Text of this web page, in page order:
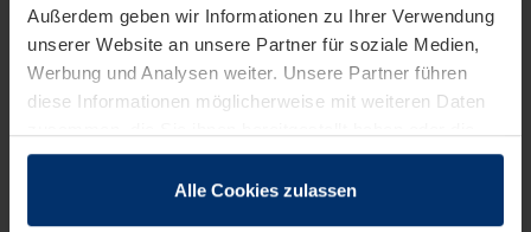
Außerdem geben wir Informationen zu Ihrer Verwendung
unserer Website an unsere Partner für soziale Medien,
Werbung und Analysen weiter. Unsere Partner führen
diese Informationen möglicherweise mit weiteren Daten
sie im Rahmen Ihrer Nutzung der Dienste gesammelt
Alle Cookies zulassen